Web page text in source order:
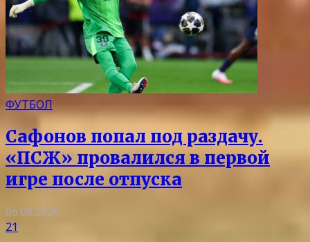
ФУТБОЛ
Сафонов попал под раздачу.
«ПСЖ» провалился в первой
игре после отпуска
06.08.2026
21